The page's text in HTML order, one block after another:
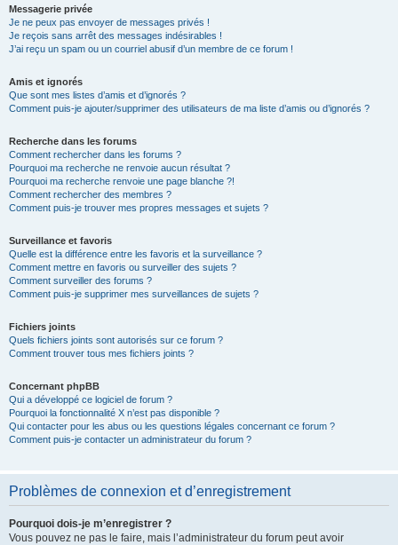
Messagerie privée
Je ne peux pas envoyer de messages privés !
Je reçois sans arrêt des messages indésirables !
J’ai reçu un spam ou un courriel abusif d’un membre de ce forum !
Amis et ignorés
Que sont mes listes d’amis et d’ignorés ?
Comment puis-je ajouter/supprimer des utilisateurs de ma liste d’amis ou d’ignorés ?
Recherche dans les forums
Comment rechercher dans les forums ?
Pourquoi ma recherche ne renvoie aucun résultat ?
Pourquoi ma recherche renvoie une page blanche ?!
Comment rechercher des membres ?
Comment puis-je trouver mes propres messages et sujets ?
Surveillance et favoris
Quelle est la différence entre les favoris et la surveillance ?
Comment mettre en favoris ou surveiller des sujets ?
Comment surveiller des forums ?
Comment puis-je supprimer mes surveillances de sujets ?
Fichiers joints
Quels fichiers joints sont autorisés sur ce forum ?
Comment trouver tous mes fichiers joints ?
Concernant phpBB
Qui a développé ce logiciel de forum ?
Pourquoi la fonctionnalité X n’est pas disponible ?
Qui contacter pour les abus ou les questions légales concernant ce forum ?
Comment puis-je contacter un administrateur du forum ?
Problèmes de connexion et d’enregistrement
Pourquoi dois-je m’enregistrer ?
Vous pouvez ne pas le faire, mais l’administrateur du forum peut avoir